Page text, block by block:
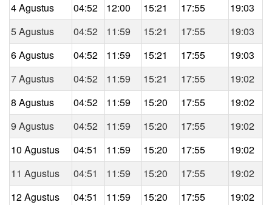
4 Agustus
04:52 12:00 15:21 17:55
19:03
5 Agustus
04:52 11:59 15:21 17:55
19:03
6 Agustus
04:52 11:59 15:21 17:55
19:03
7 Agustus
04:52 11:59 15:21 17:55
19:02
8 Agustus
04:52 11:59 15:20 17:55
19:02
9 Agustus
04:52 11:59 15:20 17:55
19:02
10 Agustus
04:51 11:59 15:20 17:55
19:02
11 Agustus
04:51 11:59 15:20 17:55
19:02
12 Agustus
04:51 11:59 15:20 17:55
19:02